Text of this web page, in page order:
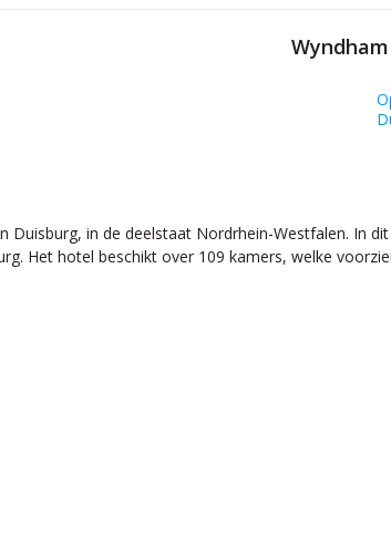
Duisburg, in de deelstaat Nordrhein-Westfalen. In
Het hotel beschikt over 109 kamers, welke